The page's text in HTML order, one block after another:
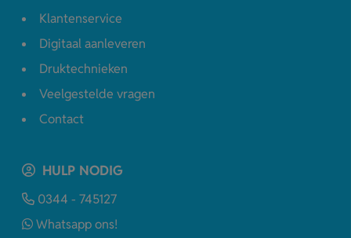
Klantenservice
Digitaal aanleveren
Druktechnieken
Veelgestelde vragen
Contact
HULP NODIG
0344 - 745127
Whatsapp ons!